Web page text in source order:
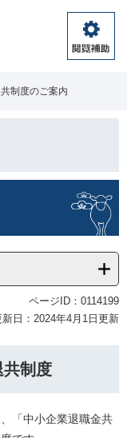
閲
覧
制度のご案内
ページID：0114199
新日：2024年4月1日更新
共制度
「中小企業退職金共